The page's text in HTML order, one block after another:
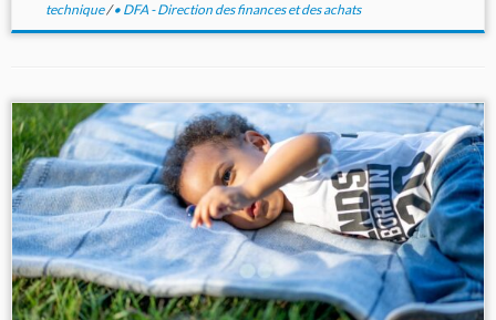
technique/• DFA - Direction des finances et des achats